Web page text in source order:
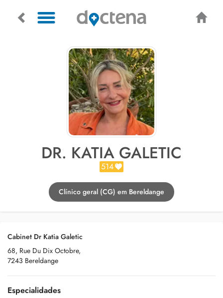
DR. KATIA GALETIC
514
Clínico geral (CG) em Bereldange
Cabinet Dr Katia Galetic
68, Rue Du Dix Octobre,
7243 Bereldange
Especialidades